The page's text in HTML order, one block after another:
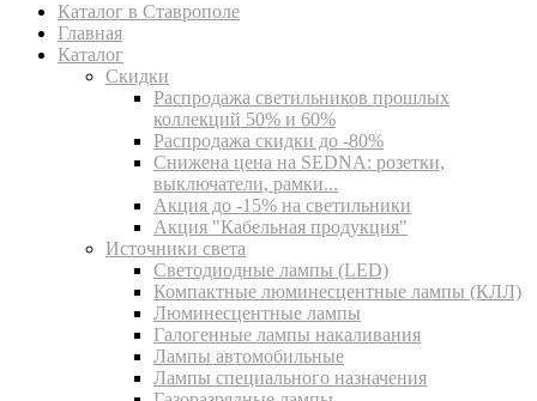
Каталог в Ставрополе
Главная
Каталог
Скидки
Распродажа светильников прошлых
коллекций 50% и 60%
Распродажа скидки до -80%
Cнижена цена на SEDNA: розетки,
выключатели, рамки...
Акция до -15% на светильники
Акция "Кабельная продукция"
Источники света
Светодиодные лампы (LED)
Компактные люминесцентные лампы (КЛЛ)
Люминесцентные лампы
Галогенные лампы накаливания
Лампы автомобильные
Лампы специального назначения